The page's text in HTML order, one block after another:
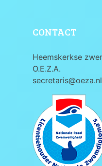
CONTACT
Heemskerkse
O.E.Z.A.
secretaris@oeza.nl